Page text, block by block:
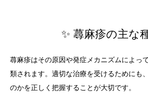
✨ 蕁麻疹の主な
蕁麻疹はその原因や発症メカニズムによっ
類されます。適切な治療を受けるためにも
のかを正しく把握することが大切です。